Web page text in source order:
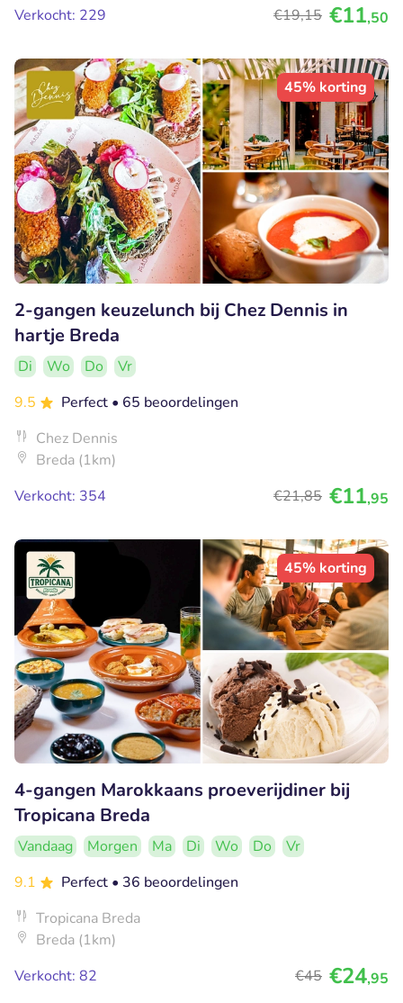
Verkocht: 229
€19,15 €11,50
45% korting
2-gangen keuzelunch bij Chez Dennis in
hartje Breda
Di Wo Do
Vr
9.5
Perfect • 65 beoordelingen
Chez Dennis
Breda (1km)
Verkocht: 354
€21,85 €11,95
45% korting
4-gangen Marokkaans proeverijdiner bij
Tropicana Breda
Vandaag Morgen Ma Di Wo Do
Vr
9.1
Perfect • 36 beoordelingen
Tropicana Breda
Breda (1km)
Verkocht: 82
€45 €24,95